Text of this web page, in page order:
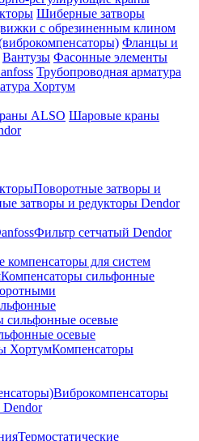
Шиберные затворы
с обрезиненным клином
Фланцы и
Вантузы Фасонные элементы
Трубопроводная арматура
Хортум
ALSO Шаровые краны
Поворотные затворы и
затворы и редукторы Dendor
Фильтр сетчатый Dendor
компенсаторы для систем
Компенсаторы сильфонные
сильфонные осевые
осевые
ХортумКомпенсаторы
Виброкомпенсаторы
Термостатические